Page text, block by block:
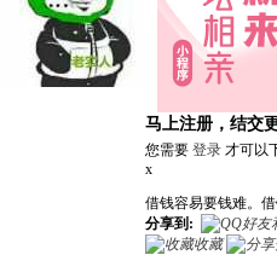
马上注册，结交
您需要 登录 才可以
x
借钱容易要钱难。
分享到:
收藏